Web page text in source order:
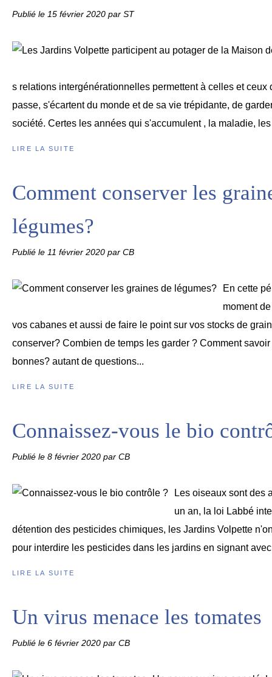
Publié le 15 février 2020 par ST
s relations intergénérationnelles permettent à celles et ceux
passe, s'écartent du monde et de sa vie trépidante, de
société. Certes les années qui s'accumulent , la maladie,
LIRE LA SUITE
Comment conserver les
légumes?
Publié le 11 février 2020 par CB
En cette
moment
vos cabanes et aussi de faire le point sur vos stocks de
conserver? Combien de temps les garder ? Comment
bonnes? autant de questions...
LIRE LA SUITE
Connaissez-vous le bio
Publié le 8 février 2020 par CB
Les oiseaux sont des
un an, la loi Labbé
détention des pesticides chimiques, les Jardins Volpette
pour interdire les pesticides dans les jardins en signant
LIRE LA SUITE
Un virus menace les tomates
Publié le 6 février 2020 par CB